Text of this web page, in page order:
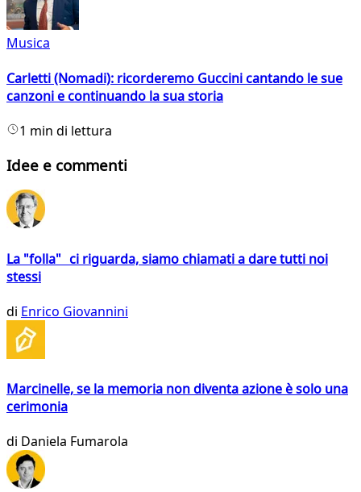
Musica
Carletti (Nomadi): ricorderemo Guccini cantando le sue
canzoni e continuando la sua storia
1 min di lettura
Idee e commenti
La "folla" ci riguarda, siamo chiamati a dare tutti noi
stessi
di Enrico Giovannini
Marcinelle, se la memoria non diventa azione è solo una
cerimonia
di Daniela Fumarola